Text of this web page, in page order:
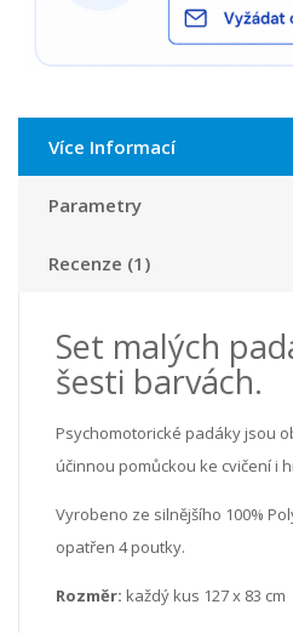
Více Informací
Parametry
Recenze (1)
Set malých
šesti barvách.
Psychomotorické padáky jsou
účinnou pomůckou ke cvičení i
Vyrobeno ze silnějšího 100%
opatřen 4 poutky.
Rozměr: každý kus 127 x 83 cm